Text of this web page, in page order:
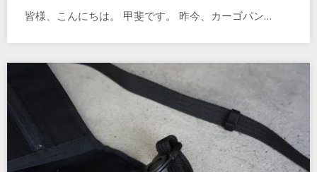
皆様、こんにちは。 甲斐です。 昨今、カーゴパン…